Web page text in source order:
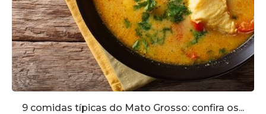
9 comidas típicas do Mato Grosso: confira os...